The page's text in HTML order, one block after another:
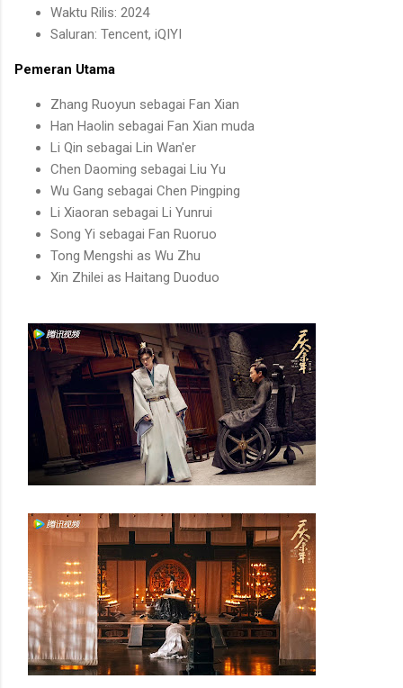
Waktu Rilis: 2024
Saluran: Tencent, iQIYI
Pemeran Utama
Zhang Ruoyun sebagai Fan Xian
Han Haolin sebagai Fan Xian muda
Li Qin sebagai Lin Wan'er
Chen Daoming sebagai Liu Yu
Wu Gang sebagai Chen Pingping
Li Xiaoran sebagai Li Yunrui
Song Yi sebagai Fan Ruoruo
Tong Mengshi as Wu Zhu
Xin Zhilei as Haitang Duoduo